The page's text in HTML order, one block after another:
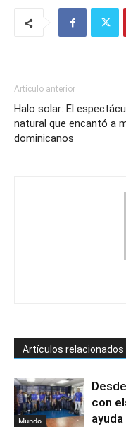
Artículo anterior
Halo solar: El
natural que encantó a
dominicanos
Artículos relacionados
Mundo
con